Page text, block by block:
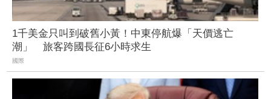
1千美金只叫到破舊小黃！中東停航爆「天價逃亡
潮」 旅客跨國長征6小時求生
國際